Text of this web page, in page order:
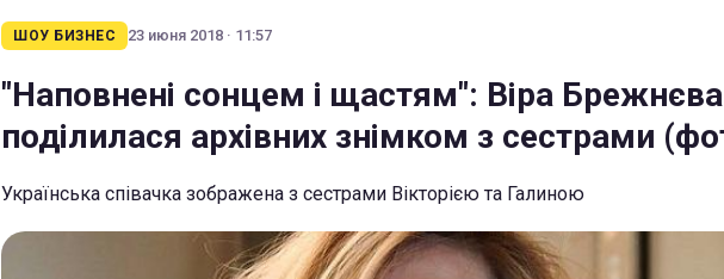
ШОУ БИЗНЕС 23 июня 2018 · 11:57
"Наповнені сонцем і щастям": Віра Брежнєва
поділилася архівних знімком з сестрами
Українська співачка зображена з сестрами Вікторією та Галиною